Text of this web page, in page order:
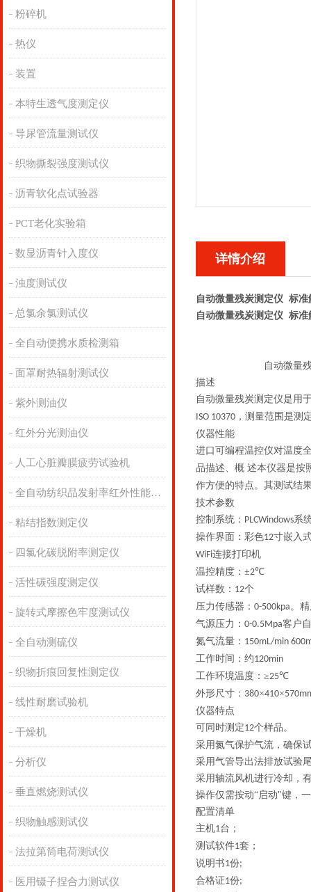
粉碎机
热仪
装置
本特生透气度测定仪
导尿管流量测试仪
织物撕裂强度测试仪
沥青软化点试验器
PCT老化实验箱
数显沥青针入度仪
浊度测试仪
总氯余氯测试仪
全自动便携水质检测箱
面罩耐热辐射测试仪
紫外测油仪
红外分光测油仪
人工心脏瓣膜疲劳试验机
全自动纺织品发射率红外性能分析
粘结指数测定仪
四氯化碳脱附率测定仪
活性碳强度测定仪
旋转式摩擦色牢度测试仪
全自动测硫仪
织物折痕回复性测定仪
线性耐磨试验机
干燥机
分析仪
垂直燃烧测试仪
织物触感测试仪
法拉第筒电荷测试仪
医用镊子捏合力测试仪
详情介绍
自动微量残炭测定仪 标准
自动微量残炭测定仪 标准
自动微量
描述
自动微量残炭测定仪是用
ISO 10370 ，测量范围是测
仪器性能
进口可编程温控仪对温度
品描述、概 述本仪器是按
作方便的特点。其测试结
技术参数
控制系统： PLCWindows系
操作界面：彩色12寸嵌入
WiFi连接打印机
温控精度： ±2℃
试样数： 12个
压力传感器 ： 0-500kpa。
气源压力： 0-0.5Mpa客户
氮气流量： 150mL/min
工作时间：约120min
工作环境温度： ≥25℃
外形尺寸： 380×410×
仪器特点
可同时测定12个样品。
采用氮气保护气流，确保
采用气管导出法排放试验
采用轴流风机进行冷却，
操作仅需按动“启动"键，
配置清单
主机1台；
测试软件1套；
说明书1份;
合格证1份;